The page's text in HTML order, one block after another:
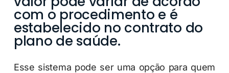
com o procedimento e é
estabelecido no contrato do
plano de saúde.
Esse sistema pode ser uma opção para quem